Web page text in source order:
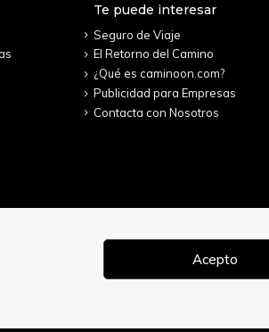
Acepto
Te puede interesar
Seguro de Viaje
El Retorno del Camino
¿Qué es caminoon.com?
Publicidad para Empresas
Contacta con Nosotros